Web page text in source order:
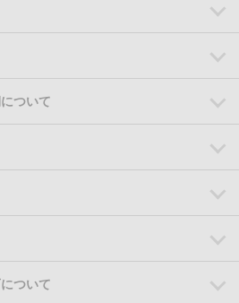
ついて
ついて